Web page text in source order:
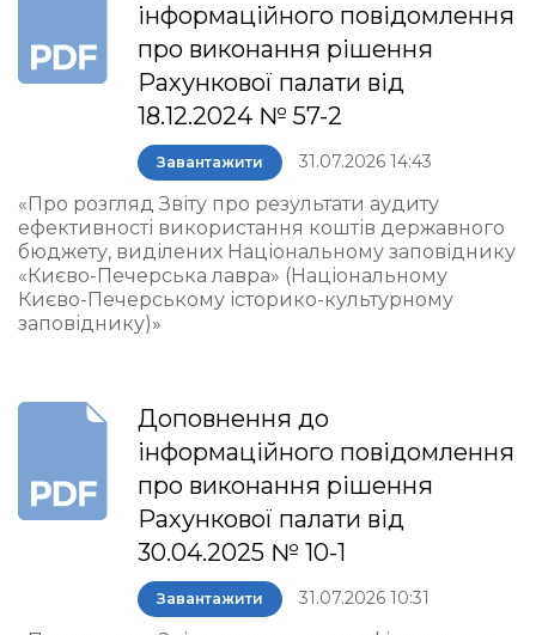
інформаційного повідомлення
про виконання рішення
Рахункової палати від
18.12.2024 № 57-2
Завантажити 31.07.2026 14:43
«Про розгляд Звіту про результати аудиту
ефективності використання коштів державного
бюджету, виділених Національному заповіднику
«Києво-Печерська лавра» (Національному
Києво-Печерському історико-культурному
заповіднику)»
Доповнення до
інформаційного повідомлення
про виконання рішення
Рахункової палати від
30.04.2025 № 10-1
Завантажити 31.07.2026 10:31